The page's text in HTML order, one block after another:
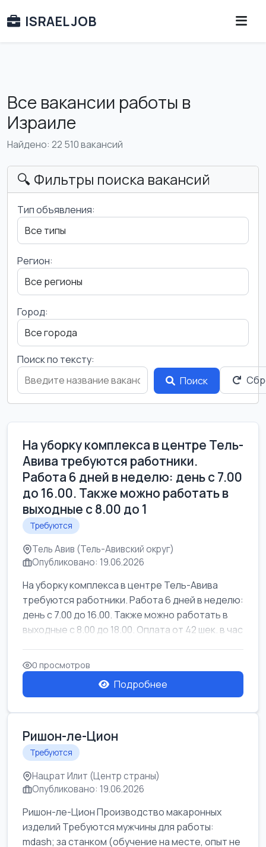
ISRAEL JOB
Все вакансии работы в
Израиле
Найдено: 22 510 вакансий
🔍 Фильтры поиска вакансий
Тип объявления:
Регион:
Город:
Поиск по тексту:
Поиск
На уборку комплекса в центре Тель-
Авива требуются работники.
Работа 6 дней в неделю: день с 7.00
до 16.00. Также можно работать в
выходные с 8.00 до 1
Требуются
Тель Авив (Тель-Авивский округ)
Опубликовано: 19.06.2026
На уборку комплекса в центре Тель-Авива
требуются работники. Работа 6 дней в неделю:
день с 7.00 до 16.00. Также можно работать в
выходные с 8.00 до 18.00. Оплата от 42 шек. в час
0 просмотров
Подробнее
Ришон-ле-Цион
Требуются
Нацрат Илит (Центр страны)
Опубликовано: 19.06.2026
Ришон-ле-Цион Производство макаронных
изделий Требуются мужчины для работы:
mdash; за станком (обучение на месте, опыт не